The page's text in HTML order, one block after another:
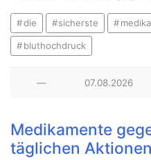
die sicherste
bluthochdruck
— 07.08.2026
Medikamente
täglichen Aktionen